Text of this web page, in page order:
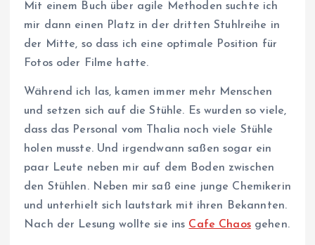
Mit einem Buch über agile Methoden suchte ich
mir dann einen Platz in der dritten Stuhlreihe in
der Mitte, so dass ich eine optimale Position für
Fotos oder Filme hatte.
Während ich las, kamen immer mehr Menschen
und setzen sich auf die Stühle. Es wurden so viele,
dass das Personal vom Thalia noch viele Stühle
holen musste. Und irgendwann saßen sogar ein
paar Leute neben mir auf dem Boden zwischen
den Stühlen. Neben mir saß eine junge Chemikerin
und unterhielt sich lautstark mit ihren Bekannten.
Nach der Lesung wollte sie ins Cafe Chaosgehen.